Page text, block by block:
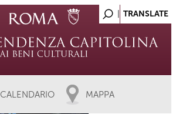
CALENDARIO MAPPA